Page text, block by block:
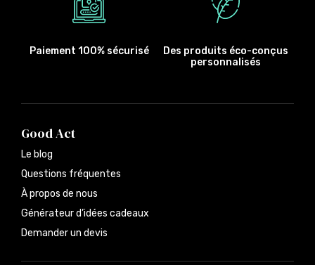
Paiement 100% sécurisé
Des produits éco-conçus
personnalisés
Good Act
Le blog
Questions fréquentes
À propos de nous
Générateur d’idées cadeaux
Demander un devis